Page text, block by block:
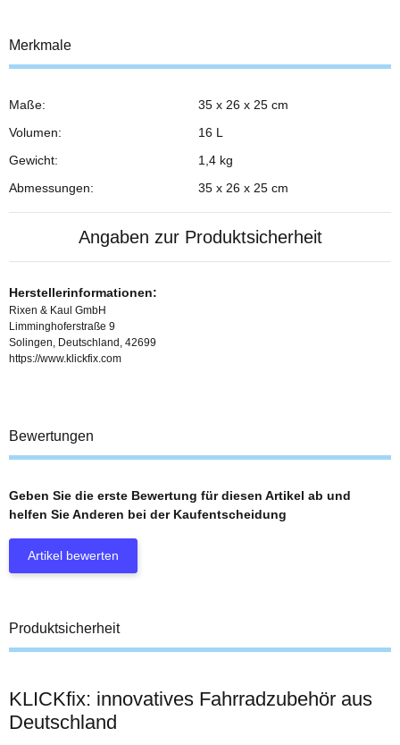
Merkmale
Maße:
35 x 26 x 25 cm
Volumen:
16 L
Gewicht:
1,4 kg
Abmessungen:
35 x 26 x 25 cm
Angaben zur Produktsicherheit
Herstellerinformationen:
Rixen & Kaul GmbH
Limminghoferstraße 9
Solingen, Deutschland, 42699
https://www.klickfix.com
Bewertungen
Geben Sie die erste Bewertung für diesen Artikel ab und
helfen Sie Anderen bei der Kaufentscheidung
Artikel bewerten
Produktsicherheit
KLICKfix: innovatives Fahrradzubehör aus
Deutschland